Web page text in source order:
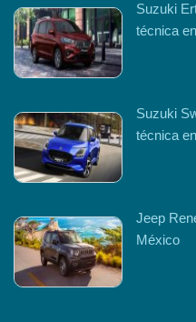
Suzuki
técnica
Suzuki
técnica
Jeep
México